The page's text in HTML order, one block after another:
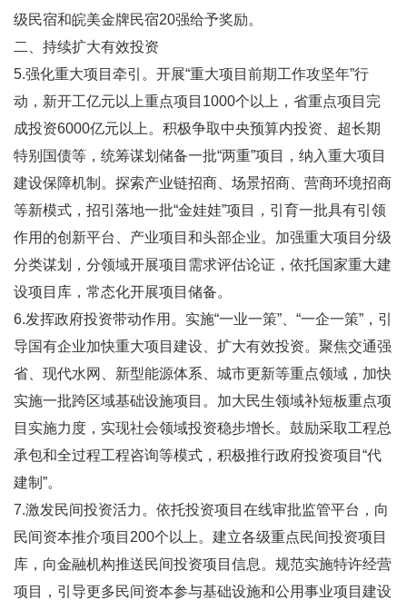
级民宿和皖美金牌民宿20强给予奖励。
二、持续扩大有效投资
5.强化重大项目牵引。开展“重大项目前期工作攻坚年”行
动，新开工亿元以上重点项目1000个以上，省重点项目完
成投资6000亿元以上。积极争取中央预算内投资、超长期
特别国债等，统筹谋划储备一批“两重”项目，纳入重大项目
建设保障机制。探索产业链招商、场景招商、营商环境招商
等新模式，招引落地一批“金娃娃”项目，引育一批具有引领
作用的创新平台、产业项目和头部企业。加强重大项目分级
分类谋划，分领域开展项目需求评估论证，依托国家重大建
设项目库，常态化开展项目储备。
6.发挥政府投资带动作用。实施“一业一策”、“一企一策”，引
导国有企业加快重大项目建设、扩大有效投资。聚焦交通强
省、现代水网、新型能源体系、城市更新等重点领域，加快
实施一批跨区域基础设施项目。加大民生领域补短板重点项
目实施力度，实现社会领域投资稳步增长。鼓励采取工程总
承包和全过程工程咨询等模式，积极推行政府投资项目“代
建制”。
7.激发民间投资活力。依托投资项目在线审批监管平台，向
民间资本推介项目200个以上。建立各级重点民间投资项目
库，向金融机构推送民间投资项目信息。规范实施特许经营
项目，引导更多民间资本参与基础设施和公用事业项目建设